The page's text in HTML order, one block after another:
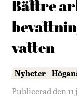
Bättre
vatten
Nyheter
Publicerad den